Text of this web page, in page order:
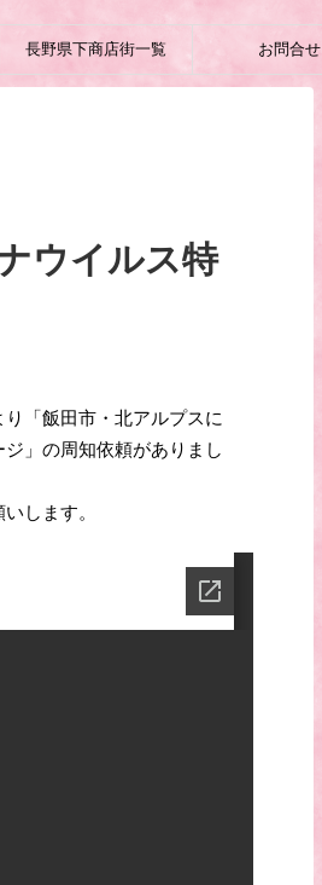
長野県下商店街一覧 お問合せ
ウイルス特
「飯田市・北アルプスに
」の周知依頼がありまし
します。